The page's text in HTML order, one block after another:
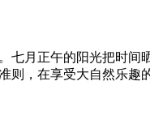
七月正午的阳光把时
则，在享受大自然乐趣